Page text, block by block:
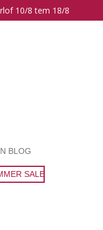
10/8 tem 18/8
BLOG
SALE